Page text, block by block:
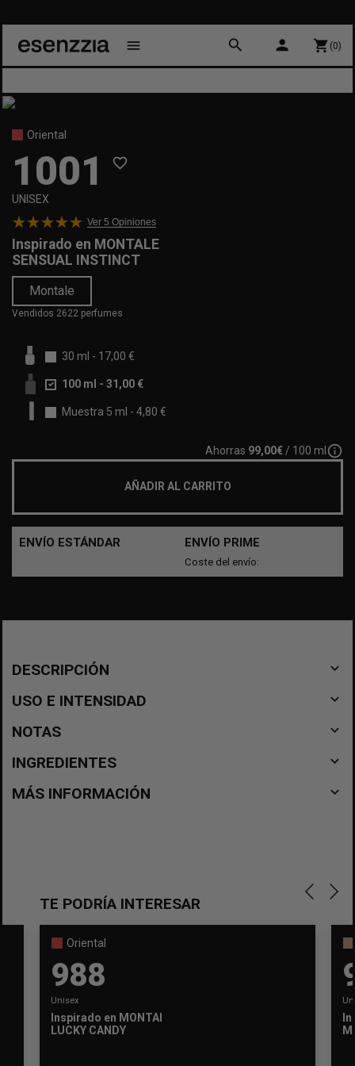
menu search person shopping_cart (0)
Oriental
1001 favorite_border
UNISEX
Ver 5 Opiniones
Inspirado en MONTALE
SENSUAL INSTINCT
Montale
Vendidos 2622 perfumes
30 ml - 17,00 €
100 ml - 31,00 €
Muestra 5 ml - 4,80 €
Ahorras 99,00€ / 100 ml info_outline
AÑADIR AL CARRITO
ENVÍO ESTÁNDAR ENVÍO PRIME
Coste del envío:
DESCRIPCIÓN navigate_before
USO E INTENSIDAD navigate_before
NOTAS navigate_before
INGREDIENTES navigate_before
MÁS INFORMACIÓN navigate_before
TE PODRÍA INTERESAR
Oriental
988
Unisex
Inspirado en MONTALE
LUCKY CANDY